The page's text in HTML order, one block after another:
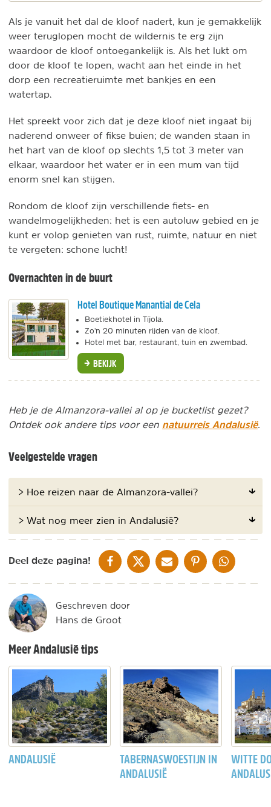
Als je vanuit het dal de kloof nadert, kun je gemakkelijk
weer teruglopen mocht de wildernis te erg zijn
waardoor de kloof ontoegankelijk is. Als het lukt om
door de kloof te lopen, wacht aan het einde in het
dorp een recreatieruimte met bankjes en een
watertap.
Het spreekt voor zich dat je deze kloof niet ingaat bij
naderend onweer of fikse buien; de wanden staan in
het hart van de kloof op slechts 1,5 tot 3 meter van
elkaar, waardoor het water er in een mum van tijd
enorm snel kan stijgen.
Rondom de kloof zijn verschillende fiets- en
wandelmogelijkheden: het is een autoluw gebied en je
kunt er volop genieten van rust, ruimte, natuur en niet
te vergeten: schone lucht!
Overnachten in de buurt
Hotel Boutique Manantial de Cela
Boetiekhotel in Tíjola.
Zo'n 20 minuten rijden van de kloof.
Hotel met bar, restaurant, tuin en zwembad.
BEKIJK
Heb je de Almanzora-vallei al op je bucketlist gezet?
Ontdek ook andere tips voor een natuurreis Andalusië.
Veelgestelde vragen
> Hoe reizen naar de Almanzora-vallei?
> Wat nog meer zien in Andalusië?
Deel deze pagina! DELEN OP FACEBOOK
DELEN OP XDELEN VIA DE MAIL
DELEN OP PINTEREST
DELEN OP
Geschreven door
Hans de Groot
Meer Andalusië tips
ANDALUSIË
TABERNASWOESTIJN IN
ANDALUSIË
WITTE